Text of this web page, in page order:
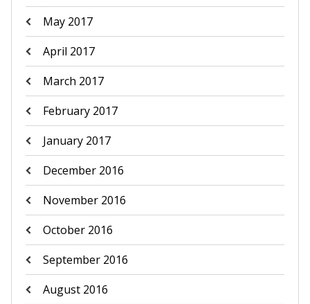
May 2017
April 2017
March 2017
February 2017
January 2017
December 2016
November 2016
October 2016
September 2016
August 2016